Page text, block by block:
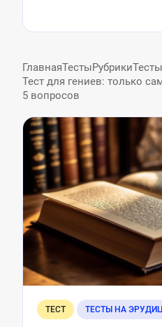
ГлавнаяТестыРубрики
Тест для гениев: только
5 вопросов
ТЕСТ ТЕСТЫ НА